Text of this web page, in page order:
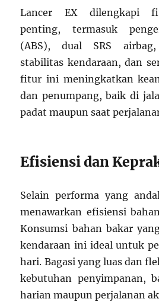
Lancer EX dilengkapi
penting, termasuk
(ABS), dual SRS
stabilitas kendaraan, dan
fitur ini meningkatkan
dan penumpang, baik di
padat maupun saat
Efisiensi dan
Selain performa yang
menawarkan efisiensi
Konsumsi bahan bakar
kendaraan ini ideal untuk
hari. Bagasi yang luas dan
kebutuhan penyimpanan,
harian maupun perjalanan